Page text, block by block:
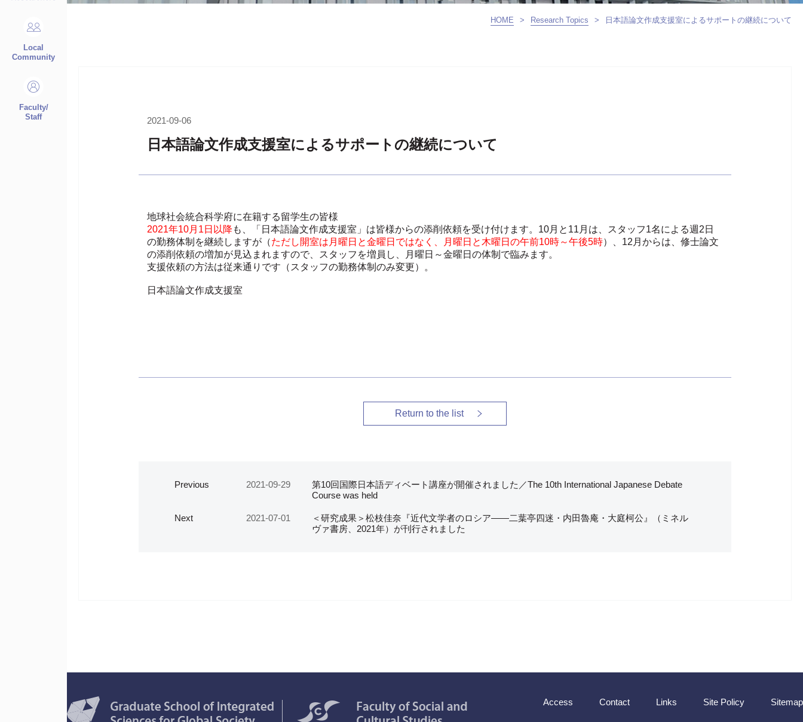
Local
Community
Faculty/
Staff
HOME > Research Topics > 日本語論文作成支援室によるサポートの継続について
2021-09-06
日本語論文作成支援室によるサポートの継続について
地球社会統合科学府に在籍する留学⽣の皆様
2021年10月1日以降 も、「日本語論文作成支援室」は皆様からの添削依頼を受け付けます。10月と11月は、スタッフ1名による週2日
の勤務体制を継続しますが（ただし開室は月曜日と金曜日ではなく、月曜日と木曜日の午前10時～午後5時）、12月からは、修士論文
の添削依頼の増加が見込まれますので、スタッフを増員し、月曜日～金曜日の体制で臨みます。
支援依頼の方法は従来通りです（スタッフの勤務体制のみ変更）。
⽇本語論⽂作成⽀援室
Return to the list
Previous 2021-09-29
第10回国際日本語ディベート講座が開催されました／The 10th International Japanese Debate
Course was held
Next 2021-07-01
＜研究成果＞松枝佳奈『近代文学者のロシア——二葉亭四迷・内田魯庵・大庭柯公』（ミネル
ヴァ書房、2021年）が刊行されました
Access Contact Links Site Policy Sitemap